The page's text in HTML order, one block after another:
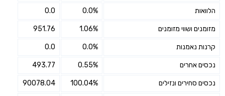
הלוואות 0.0%
0.0
מזומנים ושווי מזומנים 1.06%
951.76
קרנות נאמנות 0.0%
0.0
נכסים אחרים 0.55%
493.77
נכסים סחירים ונזילים 100.04%
90078.04